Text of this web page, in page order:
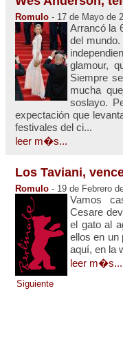
Romulo - 17 de Mayo de
Arrancó la
del
glamour,
Siempre
mucha
soslayo.
expectación que
festivales del ci...
leer m�s...
Los Taviani,
Romulo - 19 de Febrero
Vamos
Cesare
el gato al
ellos en un
aquí, en la
leer m�s...
Siguiente